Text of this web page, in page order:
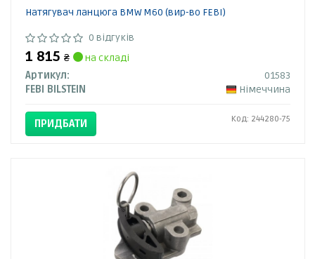
Натягувач ланцюга BMW M60 (вир-во FEBI)
0 відгуків
1 815 ₴
на складі
Артикул:
01583
FEBI BILSTEIN
Німеччина
ПРИДБАТИ Код: 244280-75